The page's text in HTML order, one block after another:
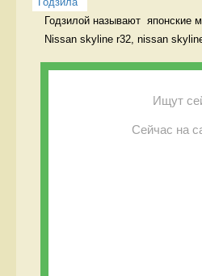
Годзилой называют  японские
Nissan skyline r32, nissan
Ищут
Сейчас на